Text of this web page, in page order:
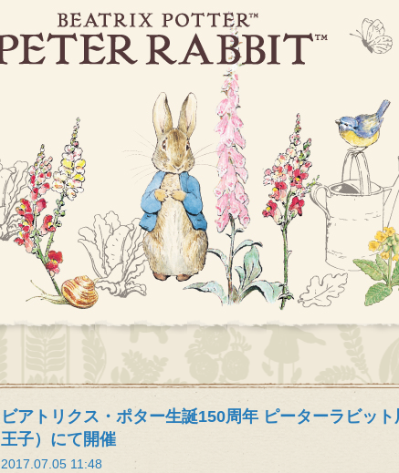
ビアトリクス・ポター生誕150周年 ピーターラビッ
王子）にて開催
2017.07.05 11:48